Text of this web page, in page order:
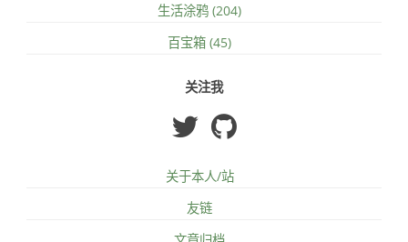
生活涂鸦 (204)
百宝箱 (45)
关注我
关于本人/站
友链